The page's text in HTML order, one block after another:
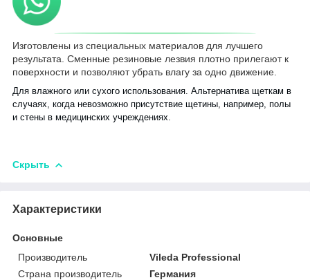
Изготовлены из специальных материалов для лучшего
результата. Сменные резиновые лезвия плотно прилегают к
поверхности и позволяют убрать влагу за одно движение.
Для влажного или сухого использования. Альтернатива щеткам в
случаях, когда невозможно присутствие щетины, например, полы
и стены в медицинских учреждениях.
Скрыть
Характеристики
Основные
Производитель
Vileda Professional
Страна производитель
Германия